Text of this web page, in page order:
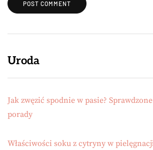
Uroda
Jak zwęzić spodnie w pasie?
porady
Właściwości soku z cytryny w